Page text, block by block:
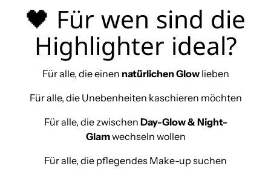
🖤 Für wen sind die
Highlighter ideal?
Für alle, die einen natürlichen Glowlieben
Für alle, die Unebenheiten kaschieren möchten
Für alle, die zwischen Day-Glow & Night-
Glamwechseln wollen
Für alle, die pflegendes Make-up suchen